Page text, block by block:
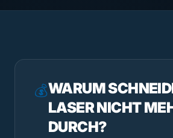
💰WARUM
LASER NICHT
DURCH?